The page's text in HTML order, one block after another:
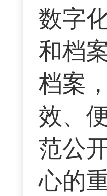
数字
和档
档案
效、
范公
心的